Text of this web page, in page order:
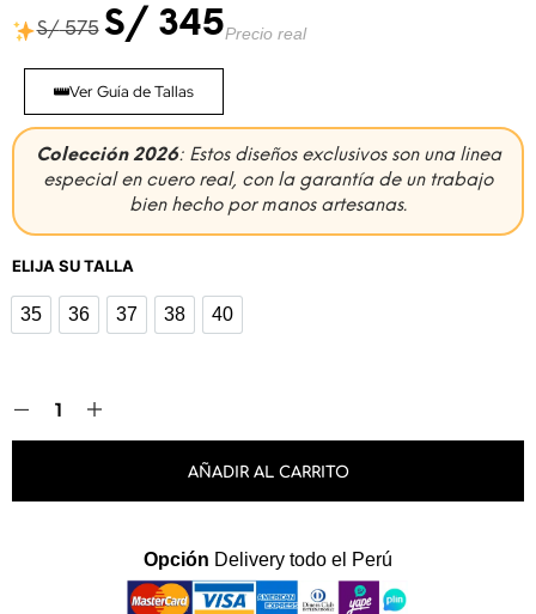
S/575 S/ 345Precio real
Ver Guía de Tallas
Colección 2026: Estos diseños exclusivos son una linea
especial en cuero real, con la garantía de un trabajo
bien hecho por manos artesanas.
ELIJA SU TALLA
35
35
36
36
37
37
38
38
40
40
AÑADIR AL CARRITO
Opción Delivery todo el Perú